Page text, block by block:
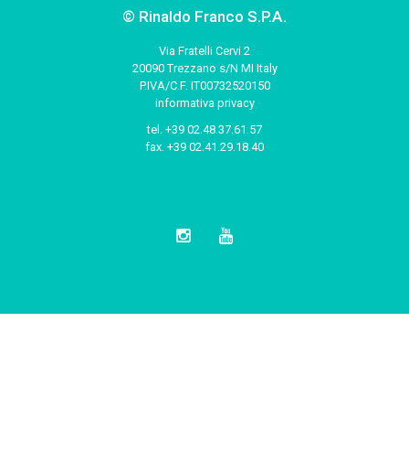
© Rinaldo Franco S.P.A.
Via Fratelli Cervi 2
20090 Trezzano s/N MI Italy
P.IVA/C.F. IT00732520150
informativa privacy
tel. +39 02.48.37.61.57
fax. +39 02.41.29.18.40